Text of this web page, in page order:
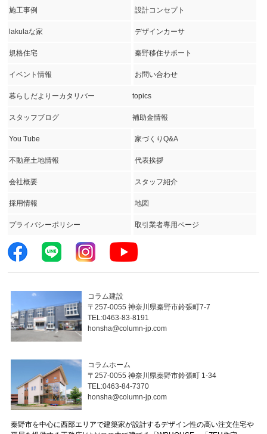
施工事例 設計コンセプト
lakulaな家 デザインカーサ
規格住宅 秦野移住サポート
イベント情報 お問い合わせ
暮らしだよりーカタリバー topics
スタッフブログ 補助金情報
You Tube 家づくりQ&A
不動産土地情報 代表挨拶
会社概要 スタッフ紹介
採用情報 地図
プライバシーポリシー 取引業者専用ページ
コラム建設
〒257-0055 神奈川県秦野市鈴張町7-7
TEL:0463-83-8191
honsha@column-jp.com
コラムホーム
〒257-0055 神奈川県秦野市鈴張町 1-34
TEL:0463-84-7370
honsha@column-jp.com
秦野市を中心に西部エリアで建築家が設計するデザイン性の高い注文住宅や